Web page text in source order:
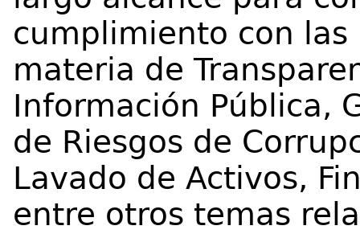
cumplimiento con
materia de
Información Pública,
de Riesgos de
Lavado de Activos,
entre otros temas